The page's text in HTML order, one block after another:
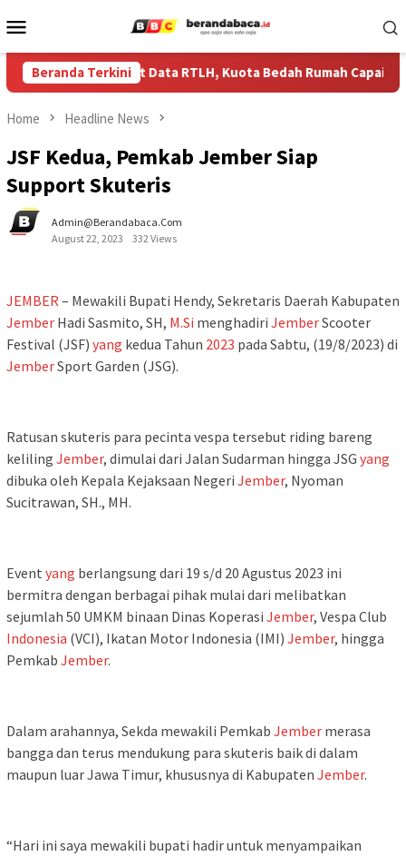
to
Menu
Beranda Terkini
Diminta Perkuat Data RTLH, Kuota Bedah Rumah Capai 1.355
Home Headline News
JSF Kedua, Pemkab Jember Siap
Support Skuteris
Admin@berandabaca.com
August 22, 2023
332 Views
JEMBER– Mewakili Bupati Hendy, Sekretaris Daerah Kabupaten
Jember Hadi Sasmito, SH, M.Si menghadiri JemberScooter
Festival (JSF) yang kedua Tahun 2023 pada Sabtu, (19/8/2023) di
JemberSport Garden (JSG).
Ratusan skuteris para pecinta vespa tersebut riding bareng
keliling Jember, dimulai dari Jalan Sudarman hingga JSG yang
dibuka oleh Kepala Kejaksaan Negeri Jember, Nyoman
Sucitrawan, SH., MH.
Event yang berlangsung dari 19 s/d 20 Agustus 2023 ini
bermitra dengan berbagai pihak mulai dari melibatkan
sejumlah 50 UMKM binaan Dinas Koperasi Jember, Vespa Club
Indonesia (VCI), Ikatan Motor Indonesia (IMI) Jember, hingga
Pemkab Jember.
Dalam arahannya, Sekda mewakili Pemkab Jember merasa
bangga dan terus mendukung para skuteris baik di dalam
maupun luar Jawa Timur, khususnya di Kabupaten Jember.
“Hari ini saya mewakili bupati hadir untuk menyampaikan